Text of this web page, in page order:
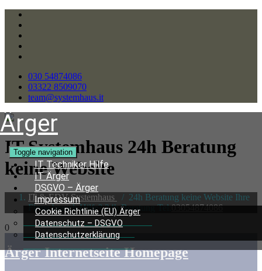
030 54874086
03322 8509070
team@systemhaus.it
Ärger
Toggle navigation
IT Techniker Hilfe
IT Ärger
DSGVO – Ärger
Impressum
Cookie Richtlinie (EU) Ärger
Datenschutz – DSGVO
Datenschutzerklärung
IT Systemhaus 24h Beratung
keine Website
IT & EDV Systemhaus / 24h Beratung keine Website Ihre
Firma brauch Hilfe? 24h Beratung Tel:03054874086
0
Ärger Internetseite Homepage